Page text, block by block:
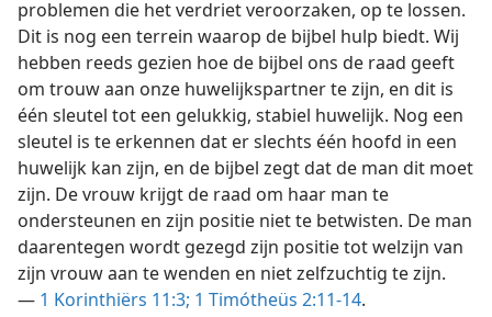
problemen die het verdriet veroorzaken, op te lossen.
Dit is nog een terrein waarop de bijbel hulp biedt. Wij
hebben reeds gezien hoe de bijbel ons de raad geeft
om trouw aan onze huwelijkspartner te zijn, en dit is
één sleutel tot een gelukkig, stabiel huwelijk. Nog een
sleutel is te erkennen dat er slechts één hoofd in een
huwelijk kan zijn, en de bijbel zegt dat de man dit moet
zijn. De vrouw krijgt de raad om haar man te
ondersteunen en zijn positie niet te betwisten. De man
daarentegen wordt gezegd zijn positie tot welzijn van
zijn vrouw aan te wenden en niet zelfzuchtig te zijn.
— 1 Korinthiërs 11:3; 1 Timótheüs 2:11-14.